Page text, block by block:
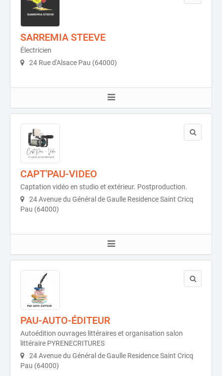
SARREMIA STEEVE
Électricien
24 Rue d'Alsace Pau (64000)
CAPT'PAU-VIDEO
Captation vidéo en studio et extérieur. Postproduction.
24 Avenue du Général de Gaulle Residence Saint Cricq
Pau (64000)
PAU-AUTO-ÉDITEUR
Autoédition ouvrages littéraires et organisation salon
littéraire PYRENECRITURES
24 Avenue du Général de Gaulle Residence Saint Cricq
Pau (64000)